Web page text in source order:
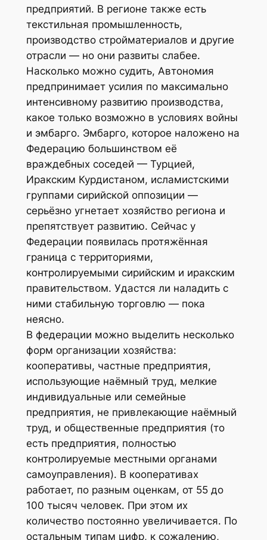
предприятий. В регионе также есть
текстильная промышленность,
производство стройматериалов и другие
отрасли — но они развиты слабее.
Насколько можно судить, Автономия
предпринимает усилия по максимально
интенсивному развитию производства,
какое только возможно в условиях войны
и эмбарго. Эмбарго, которое наложено на
Федерацию большинством её
враждебных соседей — Турцией,
Иракским Курдистаном, исламистскими
группами сирийской оппозиции —
серьёзно угнетает хозяйство региона и
препятствует развитию. Сейчас у
Федерации появилась протяжённая
граница с территориями,
контролируемыми сирийским и иракским
правительством. Удастся ли наладить с
ними стабильную торговлю — пока
неясно.
В федерации можно выделить несколько
форм организации хозяйства:
кооперативы, частные предприятия,
использующие наёмный труд, мелкие
индивидуальные или семейные
предприятия, не привлекающие наёмный
труд, и общественные предприятия (то
есть предприятия, полностью
контролируемые местными органами
самоуправления). В кооперативах
работает, по разным оценкам, от 55 до
100 тысяч человек. При этом их
количество постоянно увеличивается. По
остальным типам цифр, к сожалению,